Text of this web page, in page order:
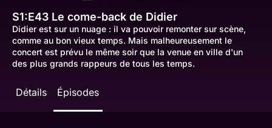
S1:E43 Le come-back de Didier
Didier est sur un nuage : il va pouvoir remonter sur scène,
comme au bon vieux temps. Mais malheureusement le
concert est prévu le même soir que la venue en ville d'un
des plus grands rappeurs de tous les temps.
Détails Épisodes